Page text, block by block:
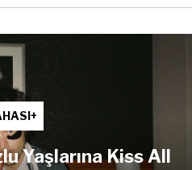
Yaşlarına Kiss All